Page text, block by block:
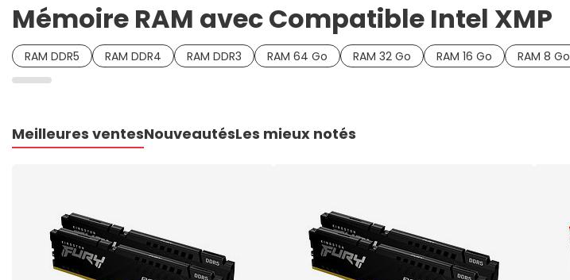
Mémoire RAM avec Compatible Intel XMP
RAM DDR5 RAM DDR4 RAM DDR3 RAM 64 Go RAM 32 Go RAM 16 Go RAM 8 Go
Meilleures ventesNouveautésLes mieux notés